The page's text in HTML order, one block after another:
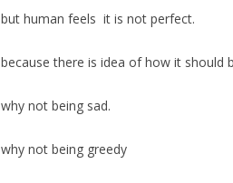
but human feels it is not perfect.
because there is idea of how it should
why not being sad.
why not being greedy